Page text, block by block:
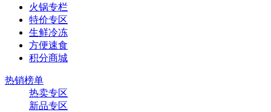
火锅专栏
特价专区
生鲜冷冻
方便速食
积分商城
热销榜单
热卖专区
新品专区